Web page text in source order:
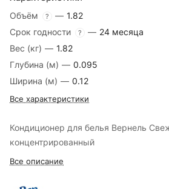
Объём ? — 1.82
Срок годности
? — 24 месяца
Вес (кг) — 1.82
Глубина (м) — 0.095
Ширина (м) — 0.12
Все характеристики
Кондиционер для белья Вернель
концентрированный
Все описание